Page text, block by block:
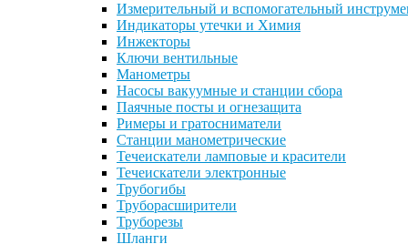
Измерительный и вспомогательный
Индикаторы утечки и Химия
Инжекторы
Ключи вентильные
Манометры
Насосы вакуумные и станции сбора
Паячные посты и огнезащита
Римеры и гратосниматели
Станции манометрические
Течеискатели ламповые и красители
Течеискатели электронные
Трубогибы
Труборасширители
Труборезы
Шланги